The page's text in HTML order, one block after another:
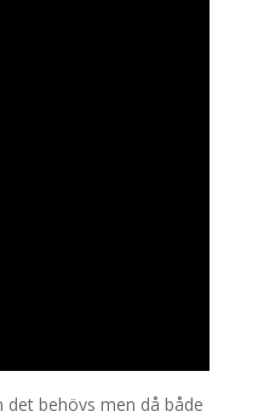
behövs men då både